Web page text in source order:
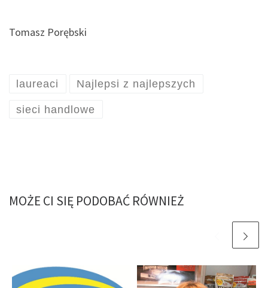
Tomasz Porębski
laureaci Najlepsi z najlepszych
sieci handlowe
MOŻE CI SIĘ PODOBAĆ RÓWNIEŻ